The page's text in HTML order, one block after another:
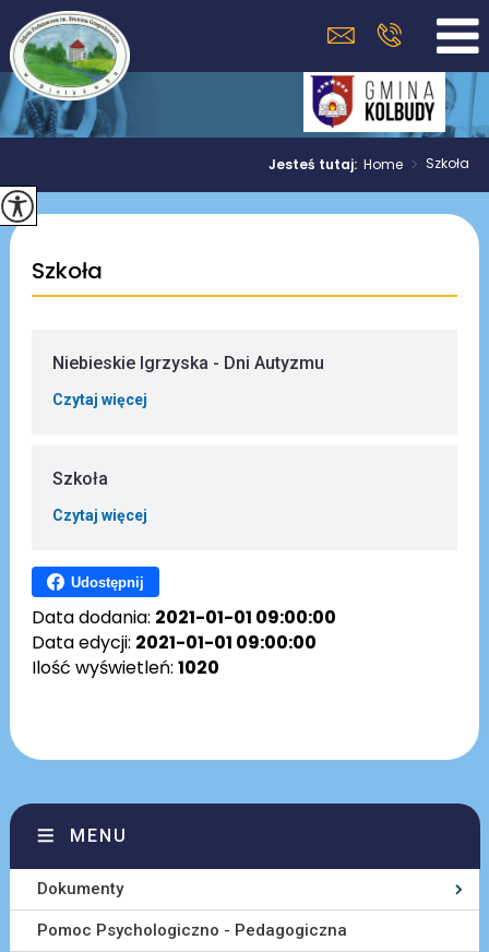
Jesteś tutaj:Home > Szkoła
Szkoła
Niebieskie Igrzyska - Dni Autyzmu
Czytaj więcej
Szkoła
Czytaj więcej
Udostępnij
Data dodania: 2021-01-01 09:00:00
Data edycji: 2021-01-01 09:00:00
Ilość wyświetleń: 1020
MENU
Dokumenty
Pomoc Psychologiczno - Pedagogiczna